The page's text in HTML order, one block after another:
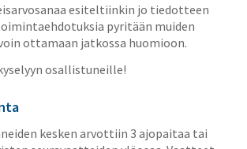
esiteltiinkin jo tiedotteen
pyritään muiden
ottamaan jatkossa huomioon.
osallistuneille!
kesken arvottiin 3 ajopaitaa tai